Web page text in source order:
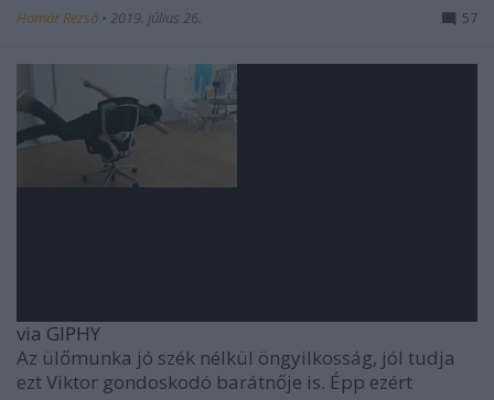
Homár Rezső • 2019. július 26. 57
via GIPHY
Az ülőmunka jó szék nélkül öngyilkosság, jól tudja
ezt Viktor gondoskodó barátnője is. Épp ezért